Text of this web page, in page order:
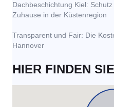
Dachbeschichtung Kiel:
Zuhause in der Küstenregion
Transparent und Fair: Die
Hannover
HIER FINDEN